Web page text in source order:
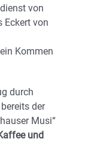
von
Eckert von
Kommen
durch
der
Musi“
und